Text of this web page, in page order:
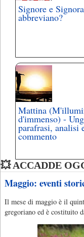
Signore e
abbreviano?
Mattina
d'immenso) -
parafrasi, analisi
commento
💥 ACCADDE
Maggio: eventi
Il mese di maggio è il
gregoriano ed è costituito